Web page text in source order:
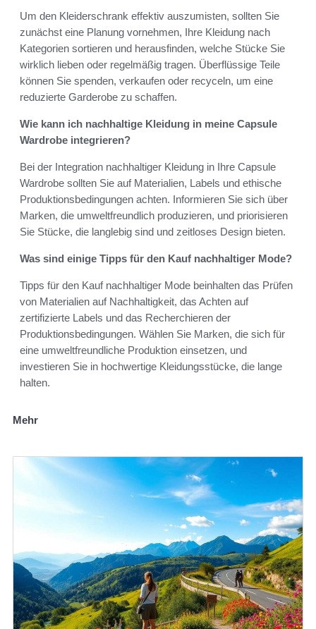
Um den Kleiderschrank effektiv auszumisten, sollten Sie
zunächst eine Planung vornehmen, Ihre Kleidung nach
Kategorien sortieren und herausfinden, welche Stücke Sie
wirklich lieben oder regelmäßig tragen. Überflüssige Teile
können Sie spenden, verkaufen oder recyceln, um eine
reduzierte Garderobe zu schaffen.
Wie kann ich nachhaltige Kleidung in meine Capsule
Wardrobe integrieren?
Bei der Integration nachhaltiger Kleidung in Ihre Capsule
Wardrobe sollten Sie auf Materialien, Labels und ethische
Produktionsbedingungen achten. Informieren Sie sich über
Marken, die umweltfreundlich produzieren, und priorisieren
Sie Stücke, die langlebig sind und zeitloses Design bieten.
Was sind einige Tipps für den Kauf nachhaltiger Mode?
Tipps für den Kauf nachhaltiger Mode beinhalten das Prüfen
von Materialien auf Nachhaltigkeit, das Achten auf
zertifizierte Labels und das Recherchieren der
Produktionsbedingungen. Wählen Sie Marken, die sich für
eine umweltfreundliche Produktion einsetzen, und
investieren Sie in hochwertige Kleidungsstücke, die lange
halten.
Mehr